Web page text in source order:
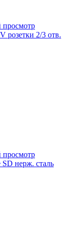
розетки 2/3 отв.
нерж. сталь